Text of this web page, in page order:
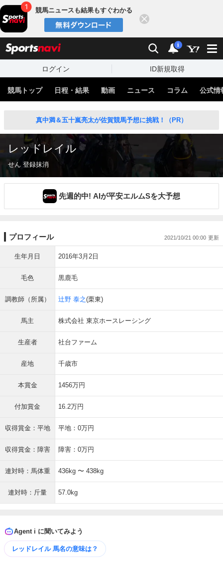
競馬ニュースも結果もすぐわかる
検索 通知
i
ログイン ID新規取得
競馬トップ 日程・結果 動画 ニュース コラム 公式情
真中満＆五十嵐亮太が佐賀競馬予想に挑戦！（PR）
レッドレイル
せん 登録抹消
先週的中! AIが平安エルムSを大予想
プロフィール 2021/10/21 00:00
生年月日 2016年3月2日
毛色 黒鹿毛
調教師（所属） 辻野 泰之(栗東)
馬主 株式会社 東京ホースレーシング
生産者 社台ファーム
産地 千歳市
本賞金 1456万円
付加賞金 16.2万円
収得賞金：平地 平地：0万円
収得賞金：障害 障害：0万円
連対時：馬体重 436kg 〜 438kg
連対時：斤量 57.0kg
Agent i に聞いてみよう
レッドレイル 馬名の意味は？